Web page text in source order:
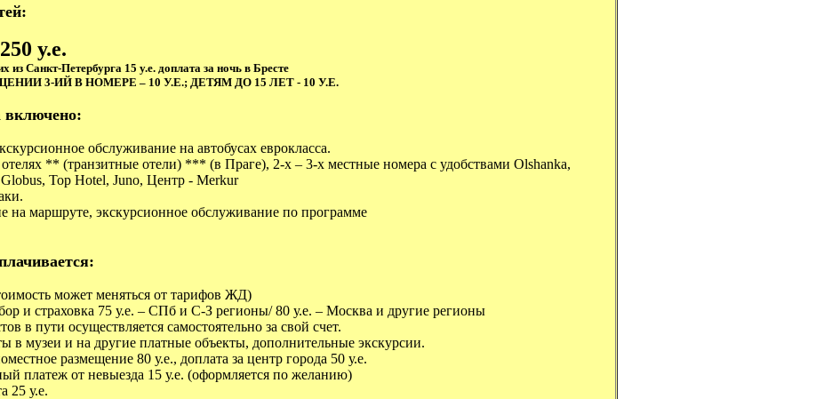
250 у.е.
из Санкт-Петербурга 15 у.е. доплата за ночь в Бресте
3-ИЙ В НОМЕРЕ – 10 У.Е.; ДЕТЯМ ДО 15 ЛЕТ - 10 У.Е.
включено:
обслуживание на автобусах еврокласса.
** (транзитные отели) *** (в Праге), 2-х – 3-х местные номера с удобствами Olshanka,
Top Hotel, Juno, Центр - Merkur
на маршруте, экскурсионное обслуживание по программе
может меняться от тарифов ЖД)
и страховка 75 у.е. – СПб и С-З регионы/ 80 у.е. – Москва и другие регионы
в пути осуществляется самостоятельно за свой счет.
в музеи и на другие платные объекты, дополнительные экскурсии.
размещение 80 у.е., доплата за центр города 50 у.е.
платеж от невыезда 15 у.е. (оформляется по желанию)
25 у.е.